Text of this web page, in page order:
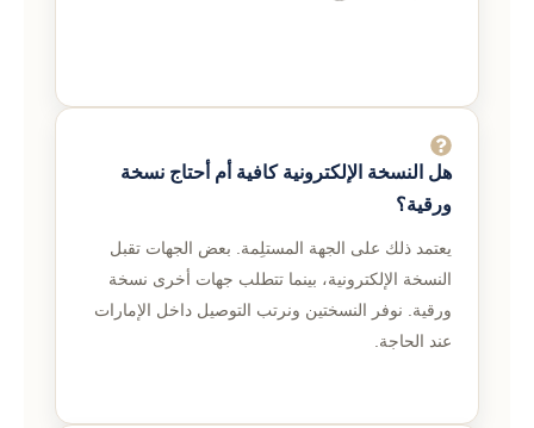
هل النسخة الإلكترونية كافية أم أحتاج نسخة
ورقية؟
يعتمد ذلك على الجهة المستلِمة. بعض الجهات تقبل
النسخة الإلكترونية، بينما تتطلب جهات أخرى نسخة
ورقية. نوفر النسختين ونرتب التوصيل داخل الإمارات
عند الحاجة.